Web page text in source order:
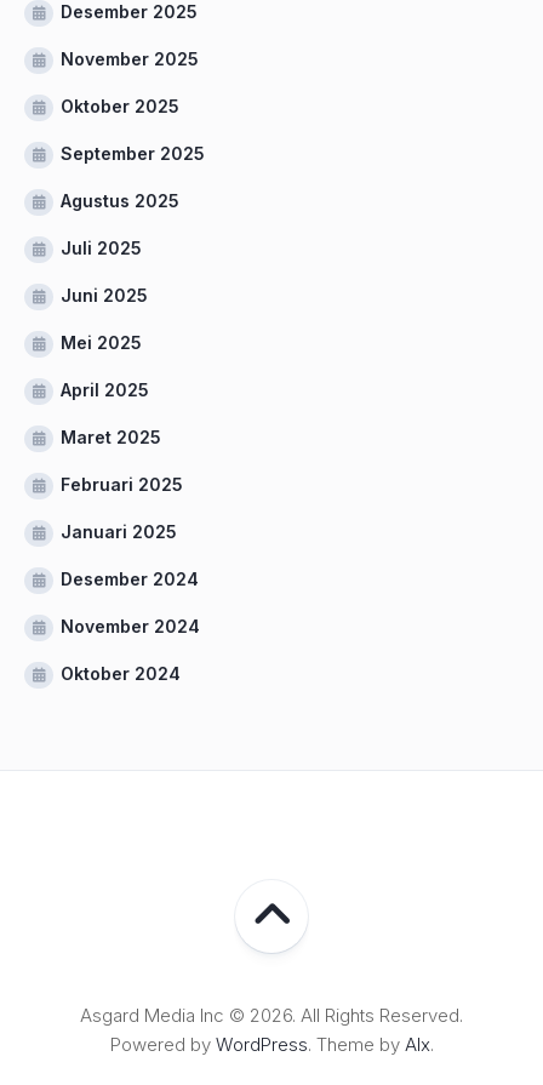
Desember 2025
November 2025
Oktober 2025
September 2025
Agustus 2025
Juli 2025
Juni 2025
Mei 2025
April 2025
Maret 2025
Februari 2025
Januari 2025
Desember 2024
November 2024
Oktober 2024
Asgard Media Inc © 2026. All Rights Reserved.
Powered by WordPress. Theme by Alx.